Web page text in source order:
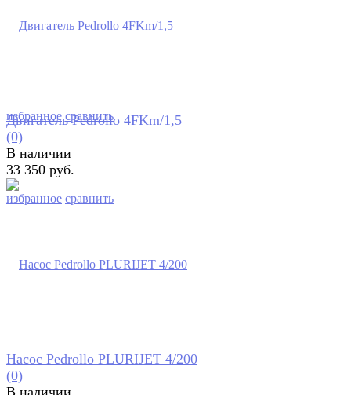
избранное сравнить
избранное сравнить
Двигатель Pedrollo 4FKm/1,5
(0)
В наличии
33 350 руб.
Насос Pedrollo PLURIJET 4/200
(0)
В наличии